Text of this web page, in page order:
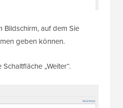
Bildschirm, auf dem Sie
geben können.
„Weiter“.